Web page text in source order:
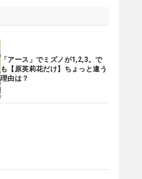
「アース」でミズノが1,2,3。で
も【原英莉花だけ】ちょっと違う
理由は？